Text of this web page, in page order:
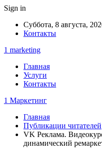
Sign in
Суббота, 8 августа,
Контакты
1 marketing
Главная
Услуги
Контакты
1 Маркетинг
Главная
Публикации читателей
VK Реклама.
динамический